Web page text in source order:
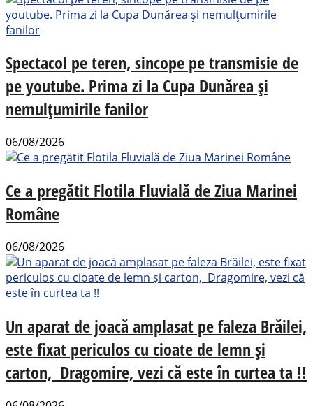
Spectacol pe teren, sincope pe transmisie de
pe youtube. Prima zi la Cupa Dunărea și
nemulțumirile fanilor
06/08/2026
Ce a pregătit Flotila Fluvială de Ziua Marinei
Române
06/08/2026
Un aparat de joacă amplasat pe faleza Brăilei,
este fixat periculos cu cioate de lemn și
carton, Dragomire, vezi că este în curtea ta !!